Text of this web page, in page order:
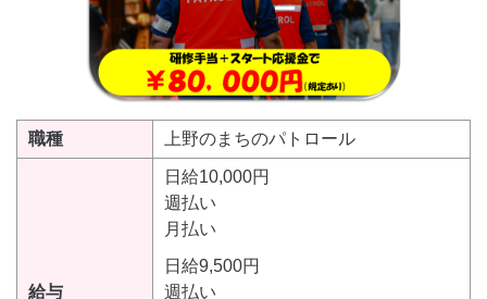
職種 上野のまちのパトロール
給与
日給10,000円
週払い
月払い
日給9,500円
週払い